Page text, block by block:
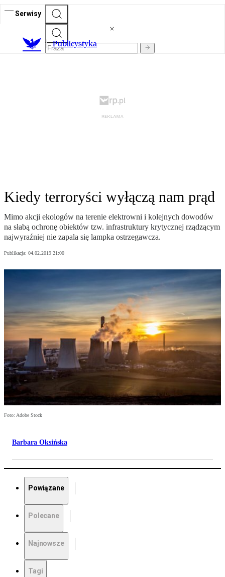
Serwisy
Publicystyka
Kiedy terroryści wyłączą nam prąd
Mimo akcji ekologów na terenie elektrowni i kolejnych dowodów
na słabą ochronę obiektów tzw. infrastruktury krytycznej rządzącym
najwyraźniej nie zapala się lampka ostrzegawcza.
Publikacja: 04.02.2019 21:00
Foto: Adobe Stock
Barbara Oksińska
Powiązane
Polecane
Najnowsze
Tagi